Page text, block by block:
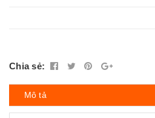
Chia sẻ:
Mô tả